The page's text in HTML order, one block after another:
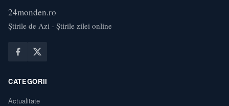
24monden.ro
Știrile de Azi - Știrile zilei online
CATEGORII
Actualitate